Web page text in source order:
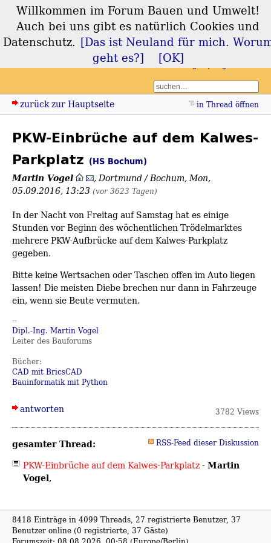
Forum Bauen und
Umwelt
zurück zur Hauptseite in Thread öffnen
PKW-Einbrüche auf dem Kalwes-
Parkplatz (HS Bochum)
Martin Vogel ,Dortmund / Bochum,Mon,
05.09.2016, 13:23 (vor 3623 Tagen)
In der Nacht von Freitag auf Samstag hat es einige
Stunden vor Beginn des wöchentlichen Trödelmarktes
mehrere PKW-Aufbrücke auf dem Kalwes-Parkplatz
gegeben.
Bitte keine Wertsachen oder Taschen offen im Auto liegen
lassen! Die meisten Diebe brechen nur dann in Fahrzeuge
ein, wenn sie Beute vermuten.
--
Dipl.-Ing. Martin Vogel
Leiter des Bauforums
Bücher:
CAD mit BricsCAD
Bauinformatik mit Python
antworten 3782 Views
gesamter Thread: RSS-Feed dieser Diskussion
PKW-Einbrüche auf dem Kalwes-Parkplatz- Martin
Vogel,
8418 Einträge in 4099 Threads, 27 registrierte Benutzer, 37
Benutzer online (0 registrierte, 37 Gäste)
Willkommen im Forum Bauen und Umwelt!
Auch bei uns gibt es natürlich Cookies und
Datenschutz. [Das ist Neuland für mich.
geht es?]
[OK]